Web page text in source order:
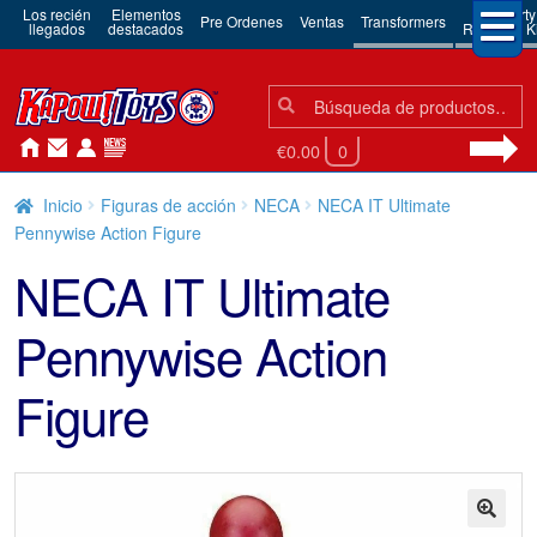
Los recién
llegados
Elementos
destacados Pre Ordenes Ventas Transformers 3rd Party
Robots &
Búsqueda:
Búsqueda
€0.00 0
Inicio Figuras de acción NECA
NECA IT Ultimate
Pennywise Action Figure
NECA IT Ultimate
Pennywise Action
Figure